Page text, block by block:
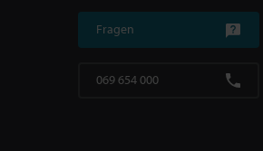
Fragen
069 654 000